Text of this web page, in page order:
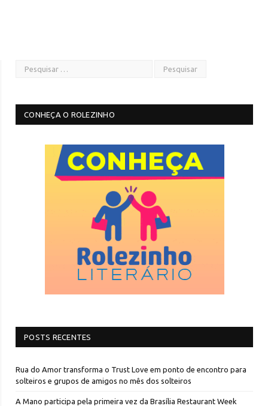
CONHEÇA O ROLEZINHO
POSTS RECENTES
Rua do Amor transforma o Trust Love em ponto de encontro para
solteiros e grupos de amigos no mês dos solteiros
A Mano participa pela primeira vez da Brasília Restaurant Week